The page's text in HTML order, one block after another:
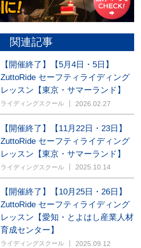
関連記事
【開催終了】【5月4日・5日】
ZuttoRide セーフティライディング
レッスン【東京・サマーランド】
ライディングスクール 2026.02.27
【開催終了】【11月22日・23日】
ZuttoRide セーフティライディング
レッスン【東京・サマーランド】
ライディングスクール 2025.10.14
【開催終了】【10月25日・26日】
ZuttoRide セーフティライディング
レッスン【愛知・とよはし産業人材
育成センター】
ライディングスクール 2025.09.12